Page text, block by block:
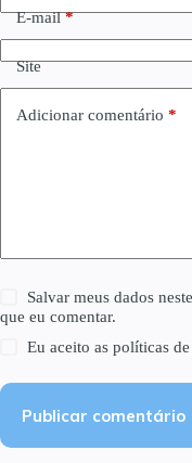
E-mail*
Site
Adicionar comentário *
Salvar meus dados
que eu comentar.
Eu aceito aspolíticas
Publicar comentário